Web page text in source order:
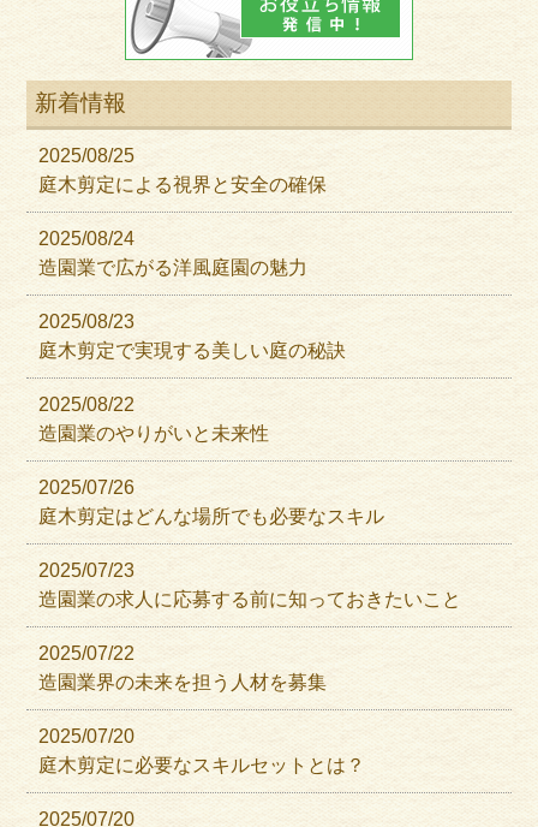
新着情報
2025/08/25
庭木剪定による視界と安全の確保
2025/08/24
造園業で広がる洋風庭園の魅力
2025/08/23
庭木剪定で実現する美しい庭の秘訣
2025/08/22
造園業のやりがいと未来性
2025/07/26
庭木剪定はどんな場所でも必要なスキル
2025/07/23
造園業の求人に応募する前に知っておきたいこと
2025/07/22
造園業界の未来を担う人材を募集
2025/07/20
庭木剪定に必要なスキルセットとは？
2025/07/20